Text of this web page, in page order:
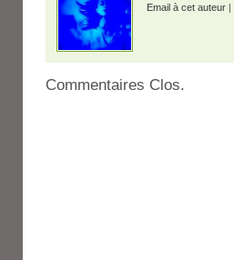
Email à cet auteur |
Commentaires Clos.